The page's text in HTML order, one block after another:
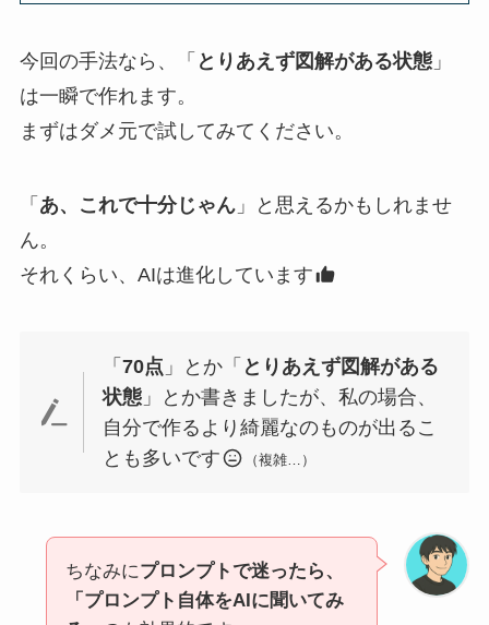
今回の手法なら、「 とりあえず図解がある状態」
は一瞬で作れます。
まずはダメ元で試してみてください。
「 あ、これで十分じゃん」と思えるかもしれませ
ん。
それくらい、AIは進化しています
「70点 」とか「 とりあえず図解がある
状態 」とか書きましたが、私の場合、
自分で作るより綺麗なのものが出るこ
とも多いです
（複雑…）
ちなみにプロンプトで迷ったら、
「プロンプト自体をAIに聞いてみ